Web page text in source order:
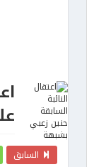
السابق